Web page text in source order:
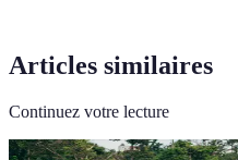
Articles similaires
Continuez votre lecture